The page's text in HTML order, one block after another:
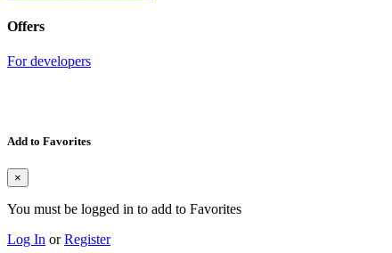
Offers
For developers
Add to Favorites
×
You must be logged in to add to Favorites
Log In orRegister